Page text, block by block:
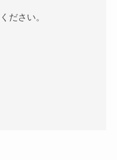
ださい。